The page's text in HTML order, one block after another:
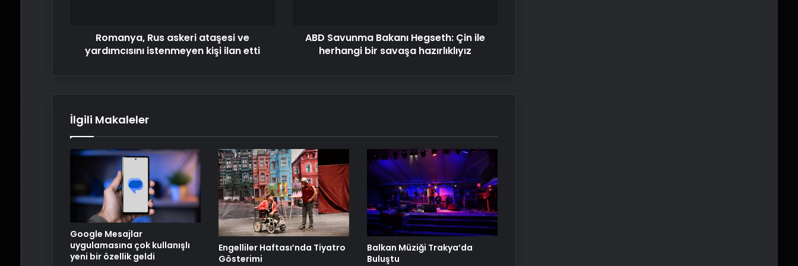
Romanya, Rus askeri ataşesi ve
yardımcısını istenmeyen kişi ilan etti
hazırlıklıyız
ABD Savunma Bakanı Hegseth: Çin ile
herhangi bir savaşa hazırlıklıyız
İlgili Makaleler
Google Mesajlar
uygulamasına çok kullanışlı
yeni bir özellik geldi
Engelliler Haftası’nda Tiyatro
Gösterimi
Balkan Müziği Trakya’da
Buluştu